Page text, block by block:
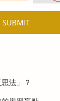
SUBMIT
法」？